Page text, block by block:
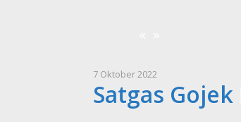
7 Oktober 2022
Satgas Gojek